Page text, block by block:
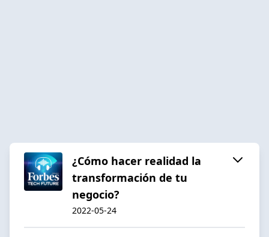
¿Cómo hacer realidad la
transformación de tu
negocio?
2022-05-24